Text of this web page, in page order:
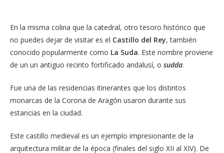
En la misma colina que la catedral, otro tesoro histórico que
no puedes dejar de visitar es el Castillo del Rey, también
conocido popularmente como La Suda. Este nombre proviene
de un un antiguo recinto fortificado andalusí, o sudda.
Fue una de las residencias itinerantes que los distintos
monarcas de la Corona de Aragón usaron durante sus
estancias en la ciudad.
Este castillo medieval es un ejemplo impresionante de la
arquitectura militar de la época (finales del siglo XII al XIV). De